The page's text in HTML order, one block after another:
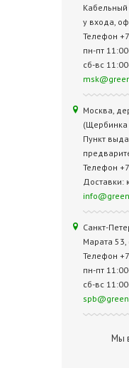
Кабельный
у входа,
Телефон
пн-пт
сб-вс
Москва,
Пункт
Телефон
Доставки:
Санкт-
Марата 53,
Телефон
пн-пт
сб-вс
Мы